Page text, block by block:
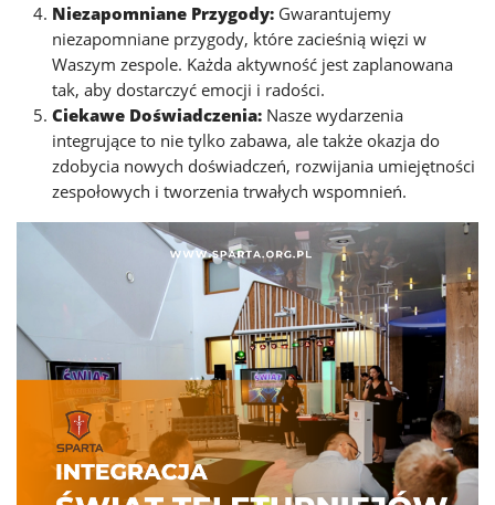
Niezapomniane Przygody: Gwarantujemy
niezapomniane przygody, które zacieśnią więzi w
Waszym zespole. Każda aktywność jest zaplanowana
tak, aby dostarczyć emocji i radości.
Ciekawe Doświadczenia: Nasze wydarzenia
integrujące to nie tylko zabawa, ale także okazja do
zdobycia nowych doświadczeń, rozwijania umiejętności
zespołowych i tworzenia trwałych wspomnień.